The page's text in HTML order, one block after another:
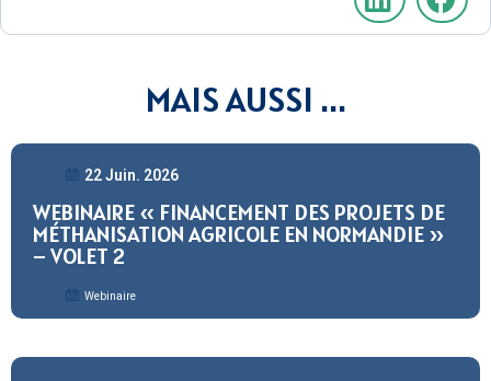
MAIS AUSSI ...
22 Juin. 2026
WEBINAIRE « FINANCEMENT DES PROJETS DE
MÉTHANISATION AGRICOLE EN NORMANDIE »
– VOLET 2
Webinaire